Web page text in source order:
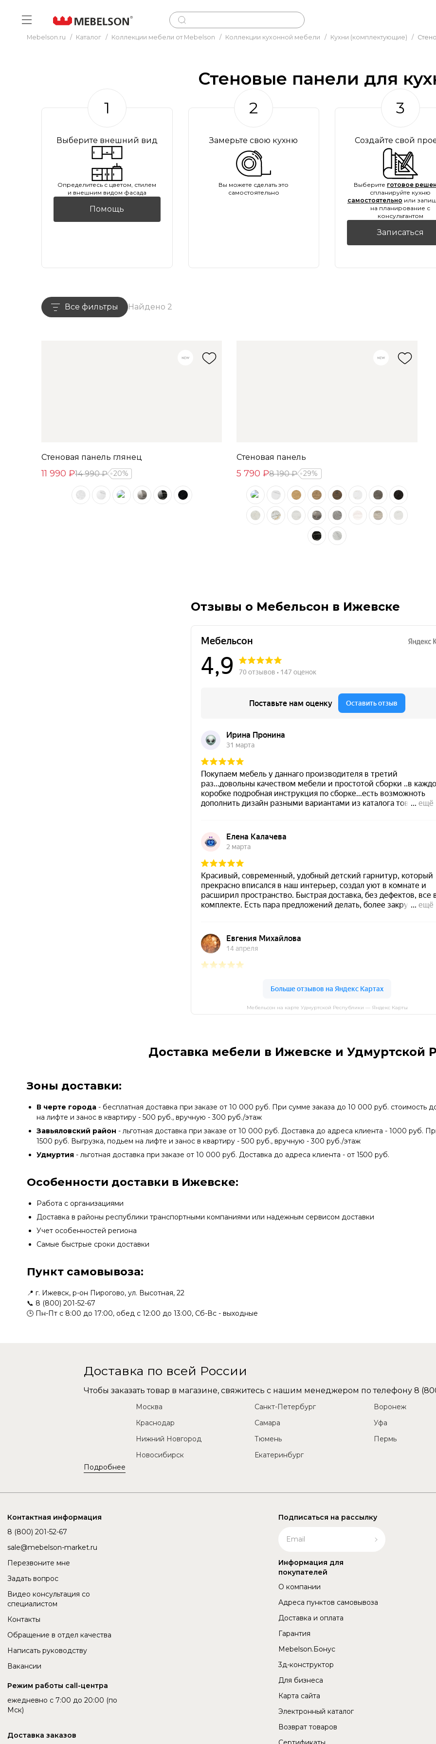
Mebelson.ru / Каталог / Коллекции мебели от Mebelson / Коллекции кухонной мебели / Кухни (комплектующие) /
Стеновые панели для
1
Выберите внешний вид
Oпределитесь с цветом, стилем
и внешним видом фасада
Помощь
2
Замерьте свою кухню
Вы можете сделать это
самостоятельно
3
Создайте свой
Выберите готовое
спланируйте кухню
самостоятельно или
на планирование с
консультантом
Записаться
Все фильтры Найдено 2
Стеновая панель глянец
11 990 ₽14 990 ₽ 20%
Стеновая панель
5 790 ₽8 190 ₽ 29%
Отзывы о Мебельсон в Ижевске
Мебельсон на карте Удмуртской Республики — Яндекс Карты
Доставка мебели в Ижевске и Удмуртской
Зоны доставки:
В черте города - бесплатная доставка при заказе от 10 000 руб. При сумме заказа до 10 000 руб. стоимость
на лифте и занос в квартиру - 500 руб., вручную - 300 руб./этаж
Завьяловский район - льготная доставка при заказе от 10 000 руб. Доставка до адреса клиента - 1000 руб.
1500 руб. Выгрузка, подьем на лифте и занос в квартиру - 500 руб., вручную - 300 руб./этаж
Удмуртия - льготная доставка при заказе от 10 000 руб. Доставка до адреса клиента - от 1500 руб.
Особенности доставки в Ижевске:
Работа с организациями
Доставка в районы республики транспортными компаниями или надежным сервисом доставки
Учет особенностей региона
Самые быстрые сроки доставки
Пункт самовывоза:
📍 г. Ижевск, р-он Пирогово, ул. Высотная, 22
📞 8 (800) 201-52-67
🕒 Пн-Пт с 8:00 до 17:00, обед с 12:00 до 13:00, Сб-Вс - выходные
Доставка по всей России
Чтобы заказать товар в магазине, свяжитесь с нашим менеджером по телефону 8
Подробнее
Москва Санкт-Петербург
Воронеж
Краснодар
Самара
Уфа
Нижний Новгород
Тюмень
Пермь
Новосибирск
Екатеринбург
Контактная информация
8 (800) 201-52-67
sale@mebelson-market.ru
Перезвоните мне
Задать вопрос
Видео консультация со
специалистом
Контакты
Обращение в отдел качества
Написать руководству
Вакансии
Режим работы call-центра
ежедневно с 7:00 до 20:00 (по
Мск)
Доставка заказов
Подписаться на рассылку
Информация для
покупателей
О компании
Адреса пунктов самовывоза
Доставка и оплата
Гарантия
Mebelson.Бонус
3д-конструктор
Для бизнеса
Карта сайта
Электронный каталог
Возврат товаров